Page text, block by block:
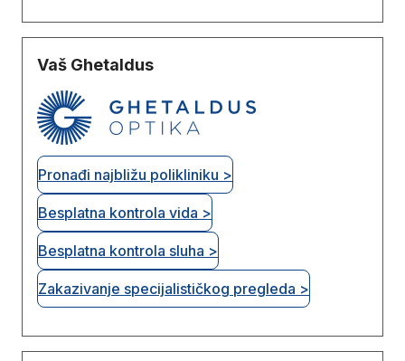
Vaš Ghetaldus
Pronađi najbližu polikliniku >
Besplatna kontrola vida >
Besplatna kontrola sluha >
Zakazivanje specijalističkog pregleda >